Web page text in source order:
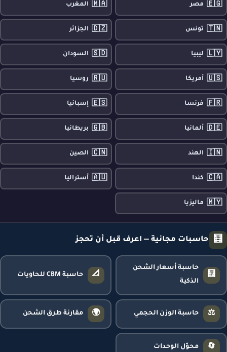
🇪🇬 مصر 🇲🇦 المغرب
🇹🇳 تونس 🇩🇿 الجزائر
🇱🇾 ليبيا 🇸🇩 السودان
🇺🇸 أمريكا 🇷🇺 روسيا
🇫🇷 فرنسا 🇪🇸 إسبانيا
🇩🇪 ألمانيا 🇬🇧 بريطانيا
🇮🇳 الهند 🇨🇳 الصين
🇨🇦 كندا 🇦🇺 أستراليا
🇲🇾 ماليزيا
🧮 حاسبات مجانية — اعرف قبل أن تحجز
🧮
حاسبة أسعار الشحن
الذكية
📐 حاسبة CBM للحاويات
⚖️ حاسبة الوزن الحجمي 🌍 مقارنة طرق الشحن
🔄 محوّل الوحدات